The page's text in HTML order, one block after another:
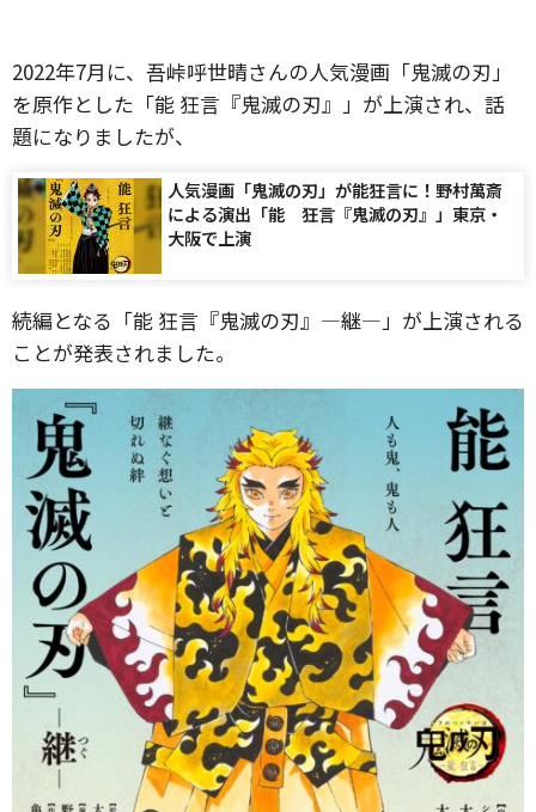
2022年7月に、吾峠呼世晴さんの人気漫画「鬼滅の刃」
を原作とした「能 狂言『鬼滅の刃』」が上演され、話
題になりましたが、
人気漫画「鬼滅の刃」が能狂言に！野村萬斎
による演出「能 狂言『鬼滅の刃』」東京・
大阪で上演
続編となる「能 狂言『鬼滅の刃』―継―」が上演される
ことが発表されました。